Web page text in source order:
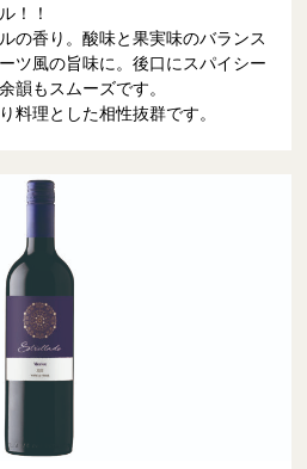
！！
の香り。酸味と果実味のバランス
ツ風の旨味に。後口にスパイシー
韻もスムーズです。
料理とした相性抜群です。